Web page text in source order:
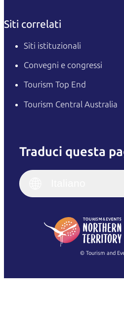
Siti correlati
Siti istituzionali
Convegni e congressi
Tourism Top End
Tourism Central Australia
Traduci questa
English
(Singapore)
Français
© Tourism and